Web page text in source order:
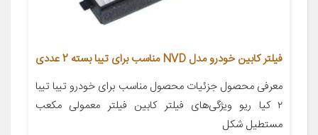
فیلتر کابین خودرو مدل NVD مناسب برای تیبا بسته 2 عددی
معرفی محصول جزئیات محصول مناسب برای خودرو تیبا تیبا
۲ کیا ریو ویژگی‌های فیلتر کابین فیلتر معمولی مکعب
مستطیل شکل